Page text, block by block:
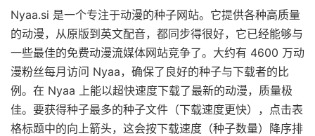
Nyaa.si 是一个专注于动漫的种子网站。它提供各种高质量
的动漫，从原版到英文配音，都同步得很好，它已经能够与
一些最佳的免费动漫流媒体网站竞争了。大约有 4600 万动
漫粉丝每月访问 Nyaa，确保了良好的种子与下载者的比
例。在 Nyaa 上能以超快速度下载了最新的动漫，质量极
佳。要获得种子最多的种子文件（下载速度更快），点击表
格标题中的向上箭头，这会按下载速度（种子数量）降序排